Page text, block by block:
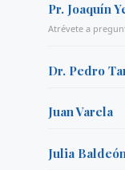
Pr. Joaquín
Atrévete a
Dr. Pedro
Juan Varela
Julia Baldeón